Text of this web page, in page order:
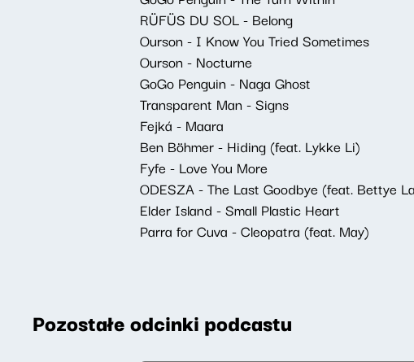
RÜFÜS DU SOL - Belong
Ourson - I Know You Tried Sometimes
Ourson - Nocturne
GoGo Penguin - Naga Ghost
Transparent Man - Signs
Fejká - Maara
Ben Böhmer - Hiding (feat. Lykke Li)
Fyfe - Love You More
ODESZA - The Last Goodbye (feat. Bettye
Elder Island - Small Plastic Heart
Parra for Cuva - Cleopatra (feat. May)
Pozostałe odcinki podcastu